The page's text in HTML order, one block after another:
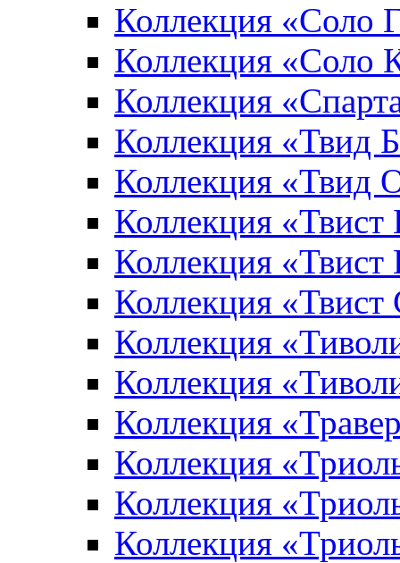
Коллекция «Соло
Коллекция «Соло
Коллекция
Коллекция «Твид
Коллекция «Твид
Коллекция
Коллекция
Коллекция
Коллекция
Коллекция
Коллекция
Коллекция
Коллекция
Коллекция